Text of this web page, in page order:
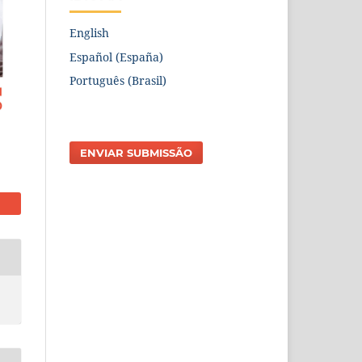
English
Español (España)
Português (Brasil)
ENVIAR SUBMISSÃO